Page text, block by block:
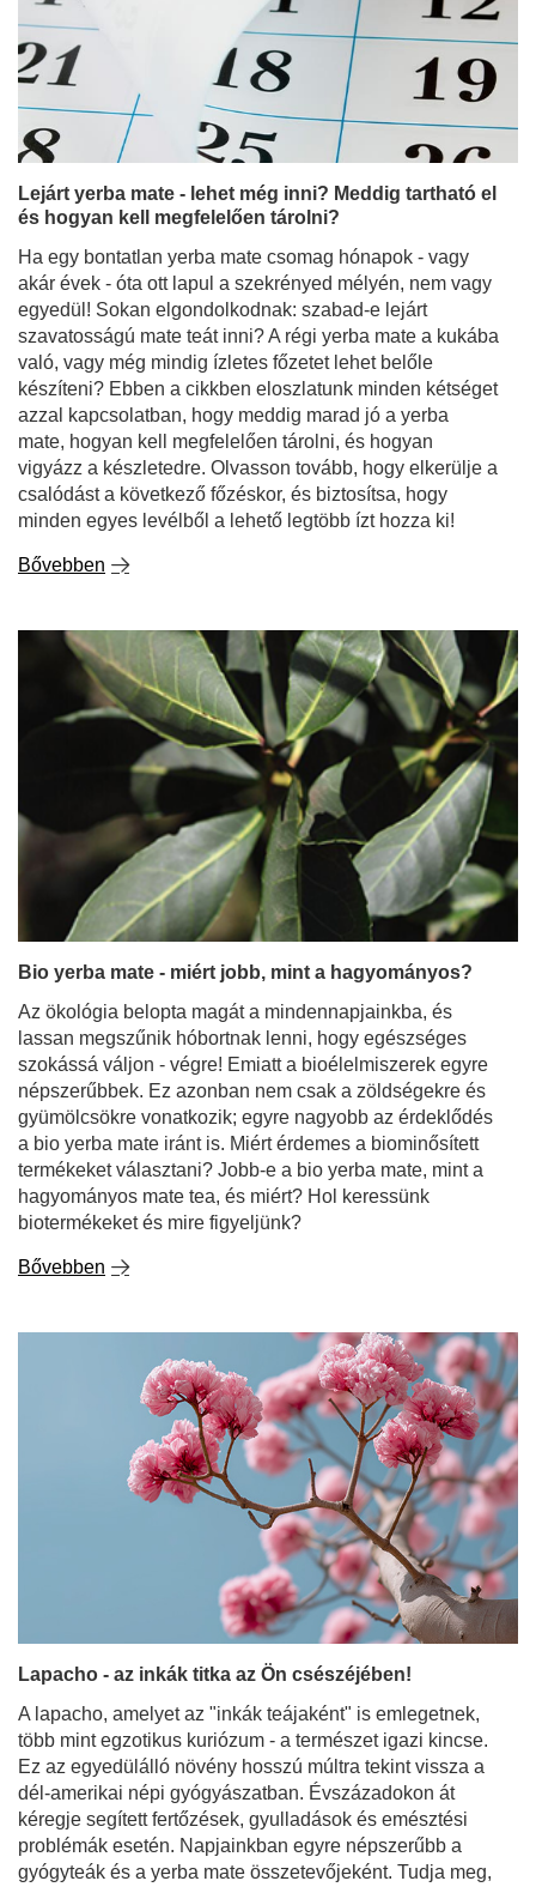
Lejárt yerba mate - lehet még inni? Meddig tartható el
és hogyan kell megfelelően tárolni?
Ha egy bontatlan yerba mate csomag hónapok - vagy
akár évek - óta ott lapul a szekrényed mélyén, nem vagy
egyedül! Sokan elgondolkodnak: szabad-e lejárt
szavatosságú mate teát inni? A régi yerba mate a kukába
készíteni? Ebben a cikkben eloszlatunk minden kétséget
azzal kapcsolatban, hogy meddig marad jó a yerba
mate, hogyan kell megfelelően tárolni, és hogyan
vigyázz a készletedre. Olvasson tovább, hogy elkerülje a
csalódást a következő főzéskor, és biztosítsa, hogy
minden egyes levélből a lehető legtöbb ízt hozza ki!
Bővebben
Bio yerba mate - miért jobb, mint a hagyományos?
Az ökológia belopta magát a mindennapjainkba, és
lassan megszűnik hóbortnak lenni, hogy egészséges
szokássá váljon - végre! Emiatt a bioélelmiszerek egyre
népszerűbbek. Ez azonban nem csak a zöldségekre és
gyümölcsökre vonatkozik; egyre nagyobb az érdeklődés
termékeket választani? Jobb-e a bio yerba mate, mint a
hagyományos mate tea, és miért? Hol keressünk
biotermékeket és mire figyeljünk?
Bővebben
Lapacho - az inkák titka az Ön csészéjében!
A lapacho, amelyet az "inkák teájaként" is emlegetnek,
több mint egzotikus kuriózum - a természet igazi kincse.
Ez az egyedülálló növény hosszú múltra tekint vissza a
dél-amerikai népi gyógyászatban. Évszázadokon át
kéregje segített fertőzések, gyulladások és emésztési
gyógyteák és a yerba mate összetevőjeként. Tudja meg,
mi az a Pau d'Arco kéreg, milyen tulajdonságai vannak,
és hogyan építheti be ezt a lenyűgöző összetevőt a
mindennapjaiba.
Bővebben